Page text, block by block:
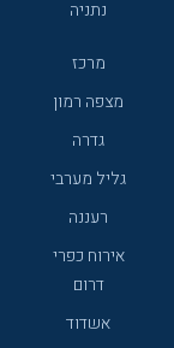
נתניה
מרכז
מצפה רמון
גדרה
גליל מערבי
רעננה
אירוח כפרי
דרום
אשדוד